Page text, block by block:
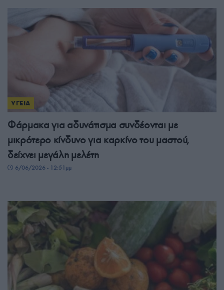
ΥΓΕΙΑ
Φάρμακα για αδυνάτισμα συνδέονται με
μικρότερο κίνδυνο για καρκίνο του μαστού,
δείχνει μεγάλη μελέτη
6/06/2026 - 12:51μμ